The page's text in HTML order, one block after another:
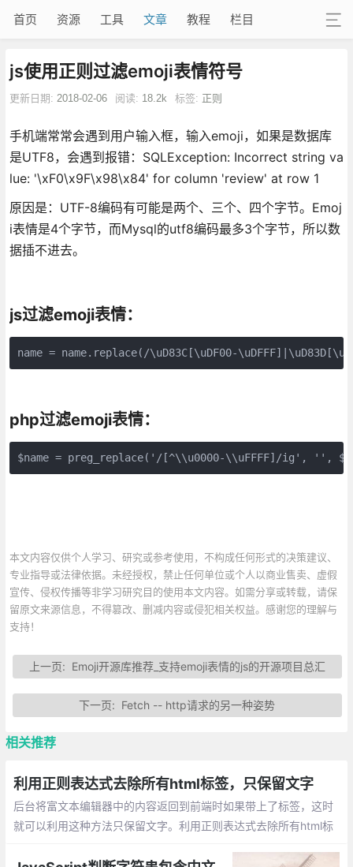
首页 资源 工具 文章 教程 栏目
js使用正则过滤emoji表情符号
更新日期: 2018-02-06 阅读: 18.2k 标签: 正则
手机端常常会遇到用户输入框，输入emoji，如果是数据库
是UTF8，会遇到报错：SQLException: Incorrect string va
lue: '\xF0\x9F\x98\x84' for column 'review' at row 1
原因是：UTF-8编码有可能是两个、三个、四个字节。Emoj
i表情是4个字节，而Mysql的utf8编码最多3个字节，所以数
据插不进去。
js过滤emoji表情：
name = name.replace(/\uD83C[\uDF00-
php过滤emoji表情：
$name = preg_replace('/[^\\u0000-\\uFFFF]/ig', '',
本文内容仅供个人学习、研究或参考使用，不构成任何形式的决策建议、
专业指导或法律依据。未经授权，禁止任何单位或个人以商业售卖、虚假
宣传、侵权传播等非学习研究目的使用本文内容。如需分享或转载，请保
留原文来源信息，不得篡改、删减内容或侵犯相关权益。感谢您的理解与
支持！
上一页: Emoji开源库推荐_支持emoji表情的js的开源项目总汇
下一页: Fetch -- http请求的另一种姿势
相关推荐
利用正则表达式去除所有html标签，只保留文字
后台将富文本编辑器中的内容返回到前端时如果带上了标签，这时
就可以利用这种方法只保留文字。利用正则表达式去除所有html标